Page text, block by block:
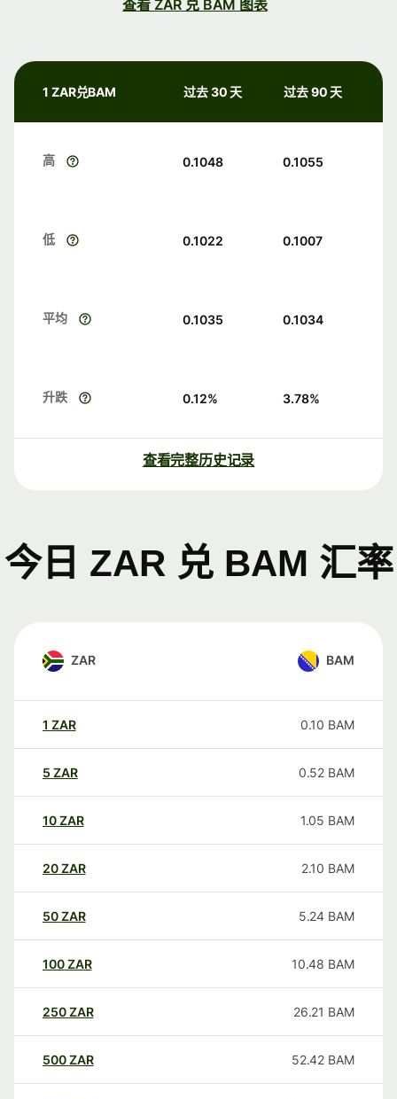
查看 ZAR 兑 BAM 图表
1 ZAR兑BAM 过去 30 天 过去 90 天
高 0.1048 0.1055
低 0.1022 0.1007
平均 0.1035 0.1034
升跌 0.12% 3.78%
查看完整历史记录
今日 ZAR 兑 BAM 汇率
ZAR BAM
1 ZAR 0.10 BAM
5 ZAR 0.52 BAM
10ZAR 1.05 BAM
20ZAR 2.10 BAM
50ZAR 5.24 BAM
100ZAR 10.48 BAM
250ZAR 26.21 BAM
500ZAR 52.42 BAM